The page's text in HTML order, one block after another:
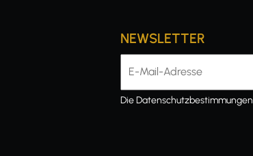
NEWSLETTER
E-Mail-Adresse
DieDatenschutzbestimmungen